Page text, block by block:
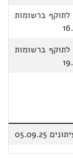
לתוקף ברשומות
לתוקף ברשומות